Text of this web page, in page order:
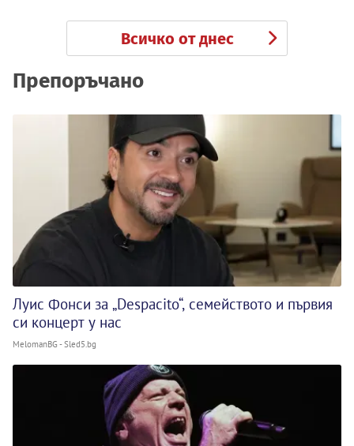
Всичко от днес
Препоръчано
Луис Фонси за „Despacito“, семейството и първия
си концерт у нас
MelomanBG - Sled5.bg